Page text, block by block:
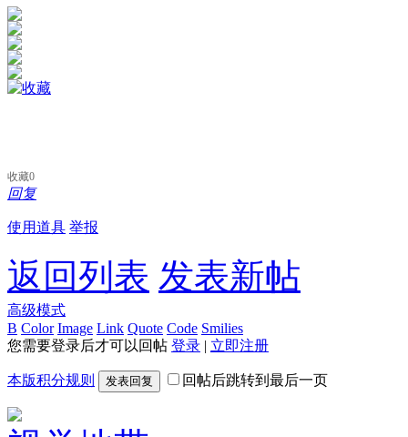
收藏0
回复
使用道具 举报
返回列表 发表新帖
高级模式
B Color Image Link Quote Code Smilies
您需要登录后才可以回帖 登录 | 立即注册
本版积分规则 发表回复 回帖后跳转到最后一页